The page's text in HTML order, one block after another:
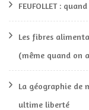
FEUFOLLET :
Les fibres
(même quand on
La géographie de
ultime liberté